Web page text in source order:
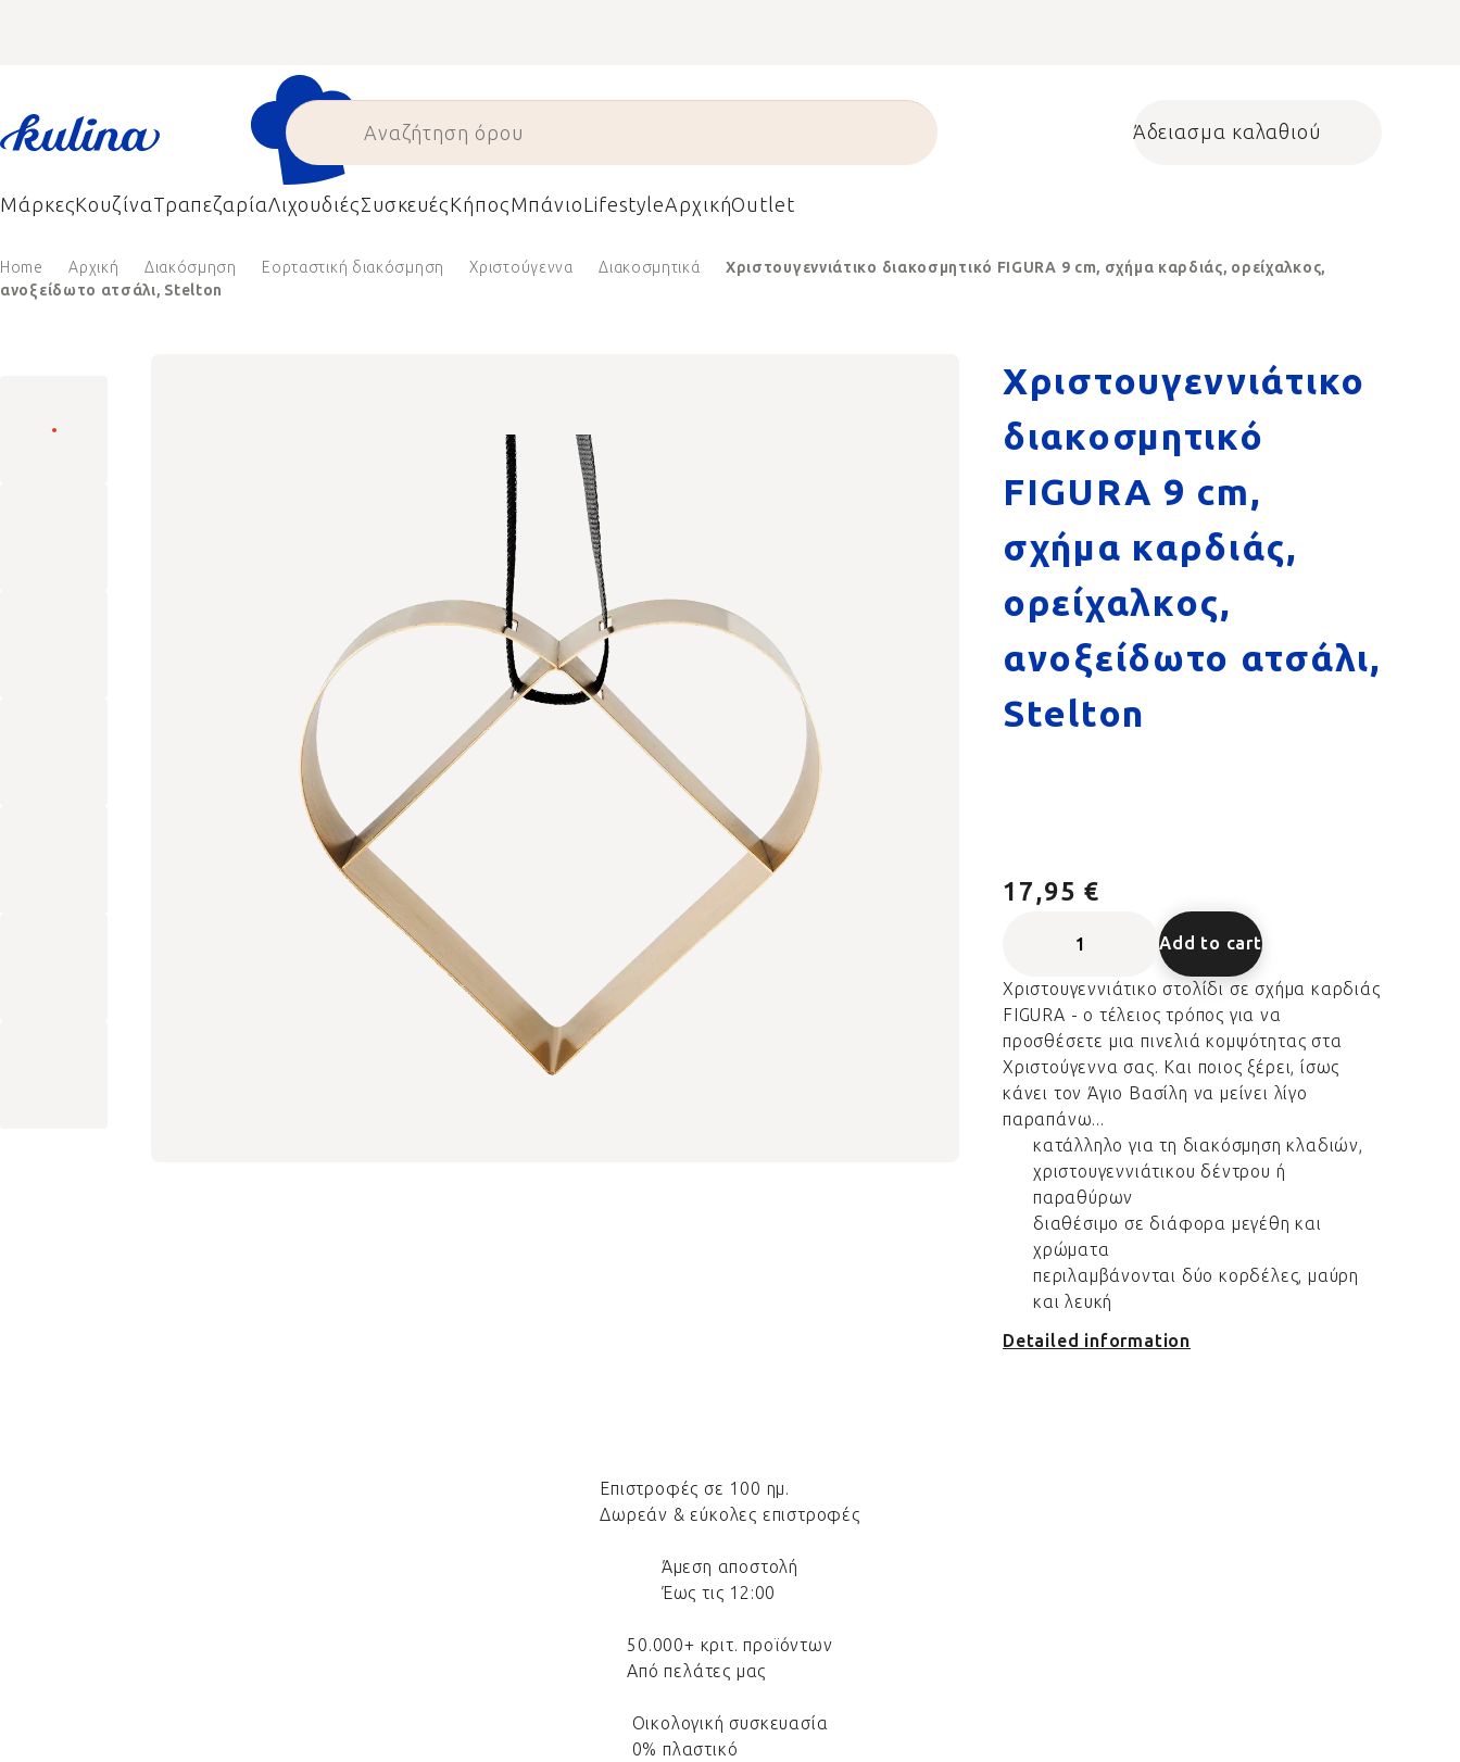
Shopping cart
Άδειασμα καλαθιού
ΜάρκεςΚουζίναΤραπεζαρίαΛιχουδιέςΣυσκευέςΚήποςΜπάνιοLifestyleΑρχικήOutlet
Home Αρχική Διακόσμηση Εορταστική διακόσμηση Χριστούγεννα Διακοσμητικά
Χριστουγεννιάτικο διακοσμητικό FIGURA 9 cm, σχήμα καρδιάς, ορείχαλκος,
ανοξείδωτο ατσάλι, Stelton
Χριστουγεννιάτικο
διακοσμητικό
FIGURA 9 cm,
σχήμα καρδιάς,
ορείχαλκος,
ανοξείδωτο ατσάλι,
Stelton
17,95 €
Add to cart
Χριστουγεννιάτικο στολίδι σε σχήμα καρδιάς
FIGURA - ο τέλειος τρόπος για να
προσθέσετε μια πινελιά κομψότητας στα
Χριστούγεννα σας. Και ποιος ξέρει, ίσως
κάνει τον Άγιο Βασίλη να μείνει λίγο
παραπάνω...
κατάλληλο για τη διακόσμηση κλαδιών,
χριστουγεννιάτικου δέντρου ή
παραθύρων
διαθέσιμο σε διάφορα μεγέθη και
χρώματα
περιλαμβάνονται δύο κορδέλες, μαύρη
και λευκή
Detailed information
Επιστροφές σε 100 ημ.
Δωρεάν & εύκολες επιστροφές
Άμεση αποστολή
Έως τις 12:00
50.000+ κριτ. προϊόντων
Από πελάτες μας
Οικολογική συσκευασία
0% πλαστικό